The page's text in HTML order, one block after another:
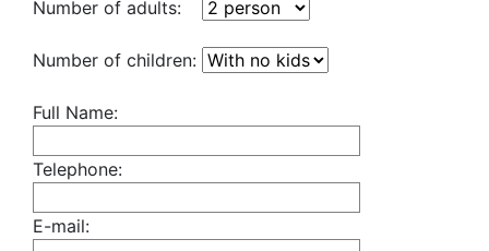
Number of adults:
Number of children:
Full Name:
Telephone:
E-mail: